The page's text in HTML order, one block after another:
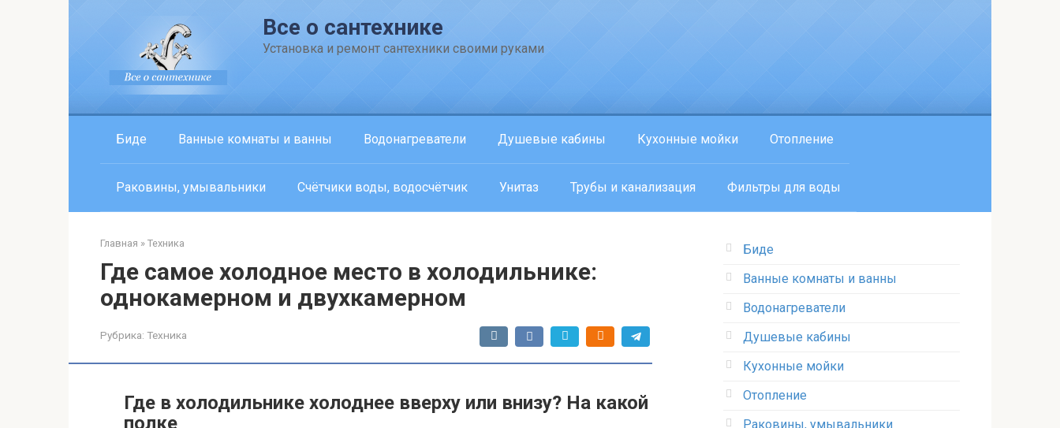
Все о сантехнике
Установка и ремонт сантехники своими руками
Биде Ванные комнаты и ванны Водонагреватели Душевые кабины Кухонные мойки Отопление
Раковины, умывальники Счётчики воды, водосчётчик Унитаз Трубы и канализация Фильтры для воды
Главная » Техника
Где самое холодное место в холодильнике:
однокамерном и двухкамерном
Рубрика: Техника
Где в холодильнике холоднее вверху или внизу? На какой
полке
Биде
Ванные комнаты и ванны
Водонагреватели
Душевые кабины
Кухонные мойки
Отопление
Раковины, умывальники